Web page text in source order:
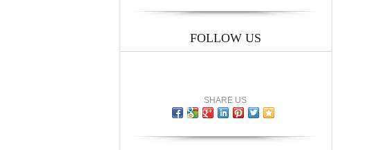
FOLLOW US
SHARE US